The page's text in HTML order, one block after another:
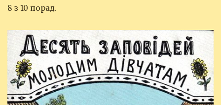
8 з 10 порад.